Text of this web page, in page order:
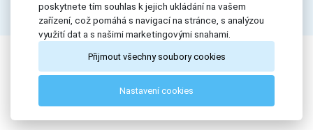
All Rights Reserved, Římskokatolická farnost Herálec. © 2024
Webdesign byLE CLAVERA s.r.o.
poskytnete tím souhlas k jejich ukládání na vašem
zařízení, což pomáhá s navigací na stránce, s analýzou
využití dat a s našimi marketingovými snahami.
Přijmout všechny soubory cookies
Nastavení cookies